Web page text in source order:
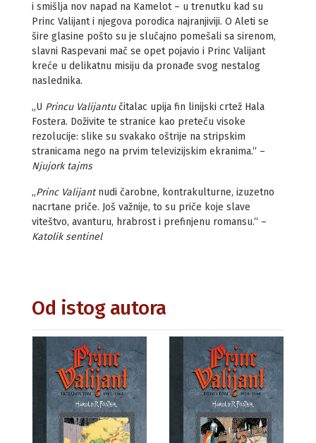
i smišlja nov napad na Kamelot – u trenutku kad su
Princ Valijant i njegova porodica najranjiviji. O Aleti se
šire glasine pošto su je slučajno pomešali sa sirenom,
slavni Raspevani mač se opet pojavio i Princ Valijant
kreće u delikatnu misiju da pronađe svog nestalog
naslednika.
„U Princu Valijantučitalac upija fin linijski crtež Hala
Fostera. Doživite te stranice kao preteču visoke
rezolucije: slike su svakako oštrije na stripskim
stranicama nego na prvim televizijskim ekranima.“ –
Njujork tajms
„Princ Valijant nudi čarobne, kontrakulturne, izuzetno
nacrtane priče. Još važnije, to su priče koje slave
viteštvo, avanturu, hrabrost i prefinjenu romansu.“ –
Katolik sentinel
Od istog autora